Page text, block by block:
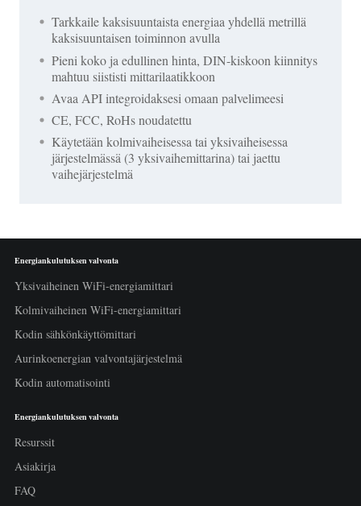
Tarkkaile kaksisuuntaista energiaa yhdellä metrillä
kaksisuuntaisen toiminnon avulla
Pieni koko ja edullinen hinta, DIN-kiskoon kiinnitys
mahtuu siististi mittarilaatikkoon
Avaa API integroidaksesi omaan palvelimeesi
CE, FCC, RoHs noudatettu
Käytetään kolmivaiheisessa tai yksivaiheisessa
järjestelmässä (3 yksivaihemittarina) tai jaettu
vaihejärjestelmä
Energiankulutuksen valvonta
Yksivaiheinen WiFi-energiamittari
Kolmivaiheinen WiFi-energiamittari
Kodin sähkönkäyttömittari
Aurinkoenergian valvontajärjestelmä
Kodin automatisointi
Energiankulutuksen valvonta
Resurssit
Asiakirja
FAQ